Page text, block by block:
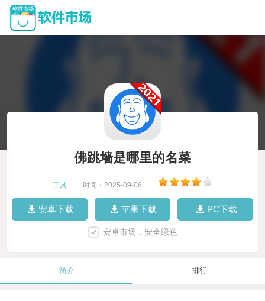
佛跳墙是哪里的名菜
工具 时间：2025-09-06
安卓下载 苹果下载 PC下载
安卓市场，安全绿色
简介 排行